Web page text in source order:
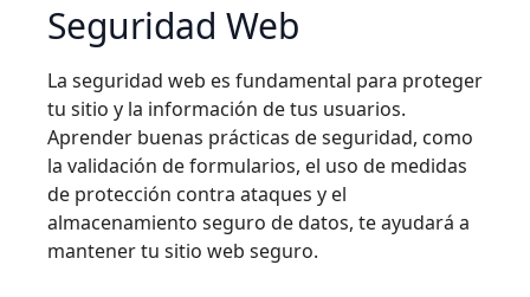
Seguridad Web
La seguridad web es fundamental para proteger
tu sitio y la información de tus usuarios.
Aprender buenas prácticas de seguridad, como
la validación de formularios, el uso de medidas
de protección contra ataques y el
almacenamiento seguro de datos, te ayudará a
mantener tu sitio web seguro.